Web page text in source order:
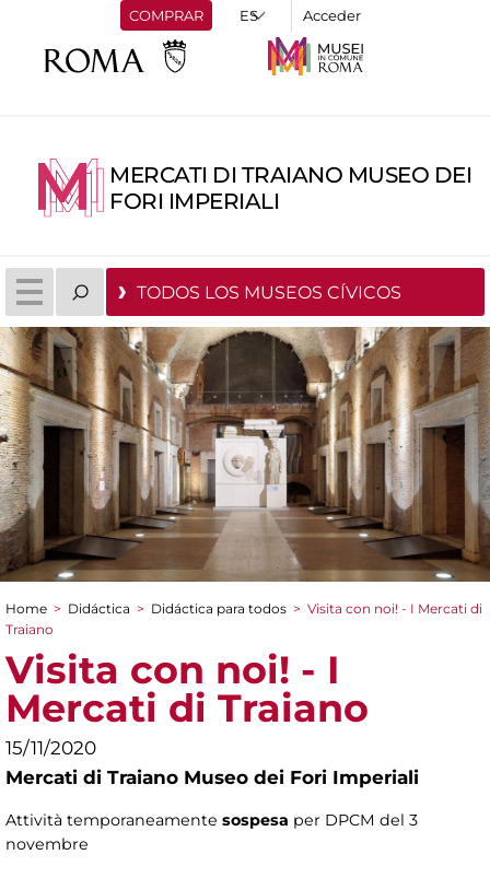
COMPRAR Acceder
MERCATI DI TRAIANO MUSEO DEI
FORI IMPERIALI
TODOS LOS MUSEOS CÍVICOS
You are here
Home > Didáctica > Didáctica para todos > Visita con noi! - I Mercati di
Traiano
Visita con noi! - I
Mercati di Traiano
15/11/2020
Mercati di Traiano Museo dei Fori Imperiali
Attività temporaneamente sospesa per DPCM del 3
novembre